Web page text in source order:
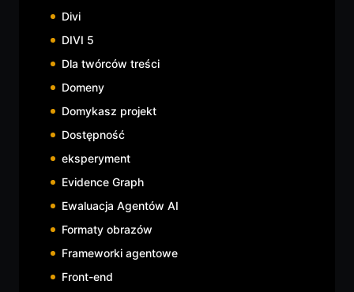
Divi
DIVI 5
Dla twórców treści
Domeny
Domykasz projekt
Dostępność
eksperyment
Evidence Graph
Ewaluacja Agentów AI
Formaty obrazów
Frameworki agentowe
Front-end